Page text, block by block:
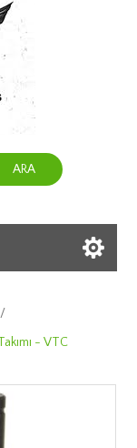
ARA
/
- VTC